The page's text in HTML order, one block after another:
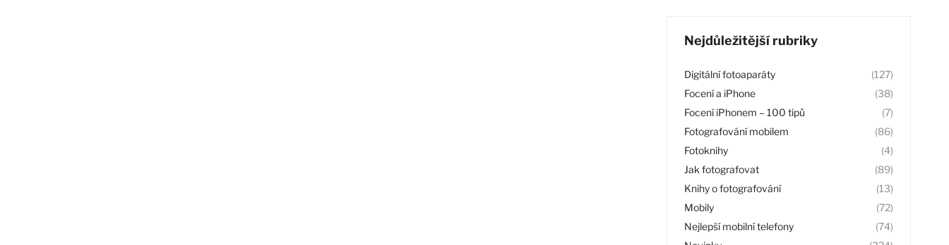
Nejdůležitější rubriky
Digitální fotoaparáty
(127)
Focení a iPhone
(38)
Focení iPhonem – 100 tipů
(7)
Fotografování mobilem
(86)
Fotoknihy
(4)
Jak fotografovat
(89)
Knihy o fotografování
(13)
Mobily
(72)
Nejlepší mobilní telefony
(74)